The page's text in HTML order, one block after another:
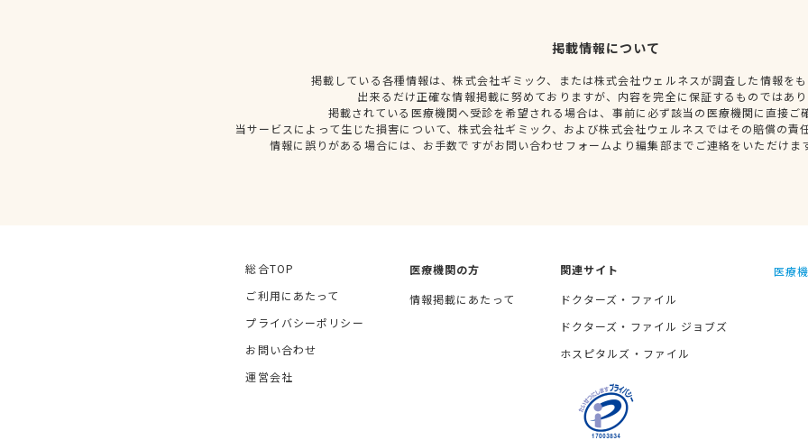
掲載情報について
掲載している各種情報は、株式会社ギミック、または株式会社ウェルネスが調査した情報を
出来るだけ正確な情報掲載に努めておりますが、内容を完全に保証するものではあ
掲載されている医療機関へ受診を希望される場合は、事前に必ず該当の医療機関に直接ご
当サービスによって生じた損害について、株式会社ギミック、および株式会社ウェルネスではその賠償の責
情報に誤りがある場合には、お手数ですがお問い合わせフォームより編集部までご連絡をいただけま
総合TOP
ご利用にあたって
プライバシーポリシー
お問い合わせ
運営会社
医療機関の方
情報掲載にあたって
関連サイト
ドクターズ・ファイル
ドクターズ・ファイル ジョブズ
ホスピタルズ・ファイル
医療